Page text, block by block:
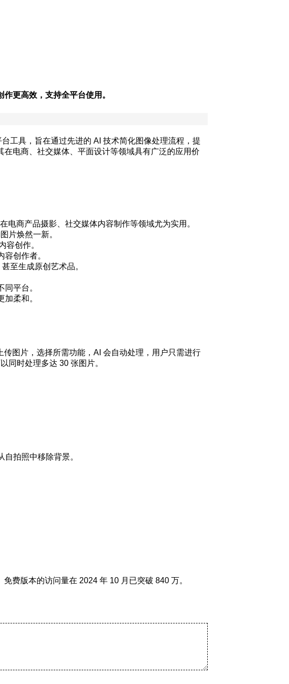
更高效，支持全平台使用。
工具，旨在通过先进的 AI 技术简化图像处理流程，提
电商、社交媒体、平面设计等领域具有广泛的应用价
电商产品摄影、社交媒体内容制作等领域尤为实用。
片焕然一新。
容创作。
创作者。
至生成原创艺术品。
平台。
柔和。
图片，选择所需功能，AI 会自动处理，用户只需进行
同时处理多达 30 张图片。
拍照中移除背景。
费版本的访问量在 2024 年 10 月已突破 840 万。